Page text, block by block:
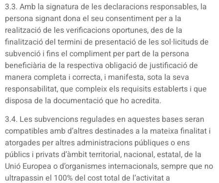
3.3. Amb la signatura de les declaracions responsables, la
persona signant dona el seu consentiment per a la
realització de les verificacions oportunes, des de la
finalització del termini de presentació de les sol·licituds de
subvenció i fins el compliment per part de la persona
beneficiària de la respectiva obligació de justificació de
manera completa i correcta, i manifesta, sota la seva
responsabilitat, que compleix els requisits establerts i que
disposa de la documentació que ho acredita.
3.4. Les subvencions regulades en aquestes bases seran
compatibles amb d’altres destinades a la mateixa finalitat i
atorgades per altres administracions públiques o ens
públics i privats d’àmbit territorial, nacional, estatal, de la
Unió Europea o d’organismes internacionals, sempre que no
ultrapassin el 100% del cost total de l’activitat a